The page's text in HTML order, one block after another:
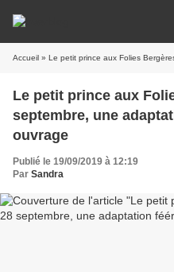
Accueil » Le petit prince aux Folies Bergères du 13 au
Le petit prince aux
septembre, une
ouvrage
Publié le 19/09/2019 à 12:19
Par Sandra